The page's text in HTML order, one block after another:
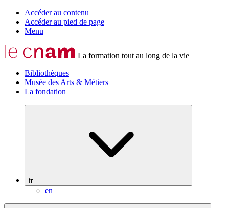
Accéder au contenu
Accéder au pied de page
Menu
La formation tout au long de la vie
Bibliothèques
Musée des Arts & Métiers
La fondation
fr
en